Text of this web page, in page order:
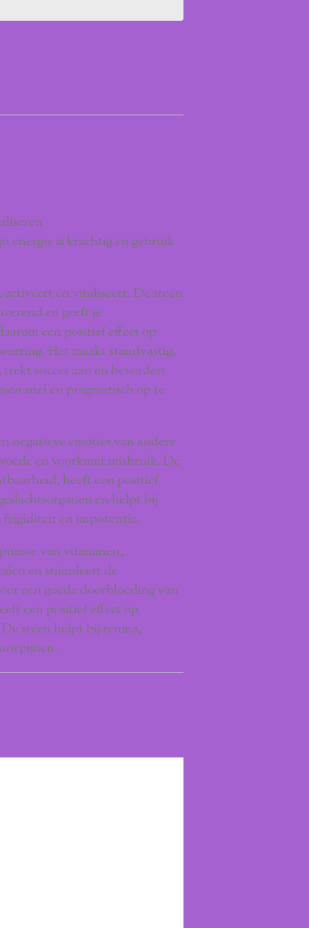
energie is krachtig en gebruik
en vitaliseert. De steen
en geeft je
een positief effect op
Het maakt standvastig,
succes aan en bevordert
snel en pragmatisch op te
negatieve emoties van andere
en voorkomt misbruik. De
heeft een positief
en helpt bij
frigiditeit en impotentie.
van vitaminen,
en stimuleert de
een goede doorbloeding van
een positief effect op
steen helpt bij reuma,